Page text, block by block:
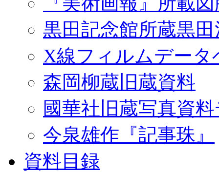
黒田記念館所蔵黒
X線フィルムデータ
森岡柳蔵旧蔵資料
國華社旧蔵写真資
今泉雄作『記事珠』
資料目録